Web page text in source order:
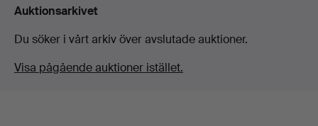
Auktionsarkivet
Du söker i vårt arkiv över avslutade auktioner.
Visa pågående auktioner istället.